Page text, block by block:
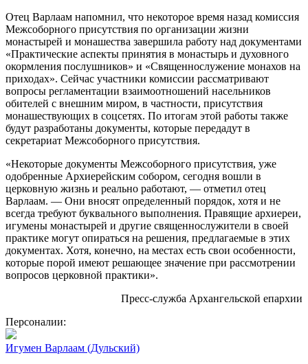
Отец Варлаам напомнил, что некоторое время назад комиссия
Межсоборного присутствия по организации жизни
монастырей и монашества завершила работу над документами
«Практические аспекты принятия в монастырь и духовного
окормления послушников» и «Священнослужение монахов на
приходах». Сейчас участники комиссии рассматривают
вопросы регламентации взаимоотношений насельников
обителей с внешним миром, в частности, присутствия
монашествующих в соцсетях. По итогам этой работы также
будут разработаны документы, которые передадут в
секретариат Межсоборного присутствия.
«Некоторые документы Межсоборного присутствия, уже
одобренные Архиерейским собором, сегодня вошли в
церковную жизнь и реально работают, — отметил отец
Варлаам. — Они вносят определенный порядок, хотя и не
всегда требуют буквального выполнения. Правящие архиереи,
игумены монастырей и другие священнослужители в своей
практике могут опираться на решения, предлагаемые в этих
документах. Хотя, конечно, на местах есть свои особенности,
которые порой имеют решающее значение при рассмотрении
вопросов церковной практики».
Пресс-служба Архангельской епархии
Персоналии:
Игумен Варлаам (Дульский)